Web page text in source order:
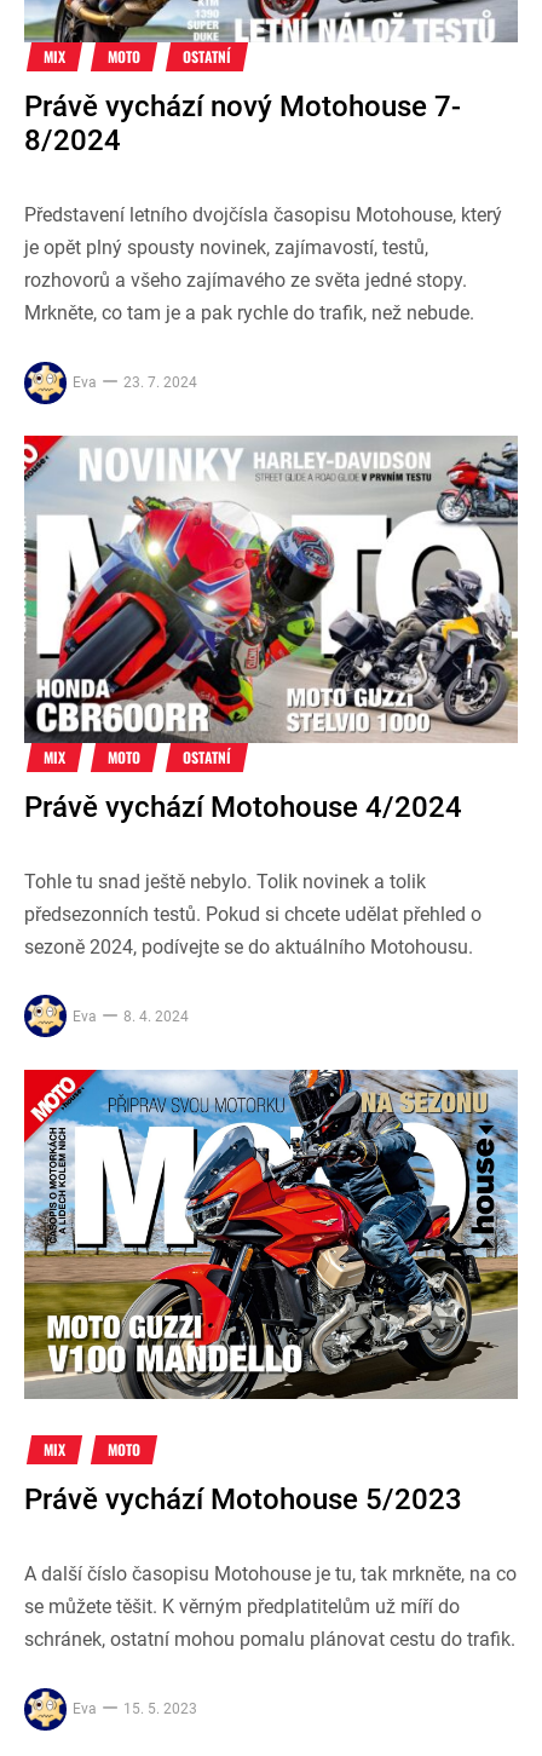
MIX MOTO OSTATNÍ
Právě vychází nový Motohouse 7-
8/2024
Představení letního dvojčísla časopisu Motohouse, který
je opět plný spousty novinek, zajímavostí, testů,
rozhovorů a všeho zajímavého ze světa jedné stopy.
Mrkněte, co tam je a pak rychle do trafik, než nebude.
Eva 23. 7. 2024
MIX MOTO OSTATNÍ
Právě vychází Motohouse 4/2024
Tohle tu snad ještě nebylo. Tolik novinek a tolik
předsezonních testů. Pokud si chcete udělat přehled o
sezoně 2024, podívejte se do aktuálního Motohousu.
Eva 8. 4. 2024
MIX MOTO
Právě vychází Motohouse 5/2023
A další číslo časopisu Motohouse je tu, tak mrkněte, na co
se můžete těšit. K věrným předplatitelům už míří do
schránek, ostatní mohou pomalu plánovat cestu do trafik.
Eva 15. 5. 2023